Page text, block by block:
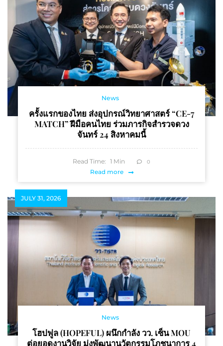
News
ครั้งแรกของไทย ส่งอุปกรณ์วิทยาศาสตร์ “CE-7
MATCH” ฝีมือคนไทย ร่วมภารกิจสำรวจดวง
จันทร์ 24 สิงหาคมนี้
Read Time: 1 Min 0
Read more
JULY 31, 2026
News
โฮปฟูล (HOPEFUL) ผนึกกำลัง วว. เซ็น MOU
ต่อยอดงานวิจัย มุ่งพัฒนานวัตกรรมโภชนาการ 4